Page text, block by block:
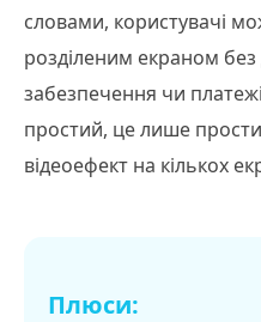
словами, користувачі
розділеним екраном
забезпечення чи
простий, це лише
відеоефект на кількох
Плюси: